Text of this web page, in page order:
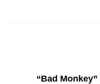
“Bad Monkey”